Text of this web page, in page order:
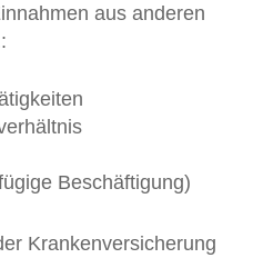
aus anderen
Beschäftigung)
Krankenversicherung